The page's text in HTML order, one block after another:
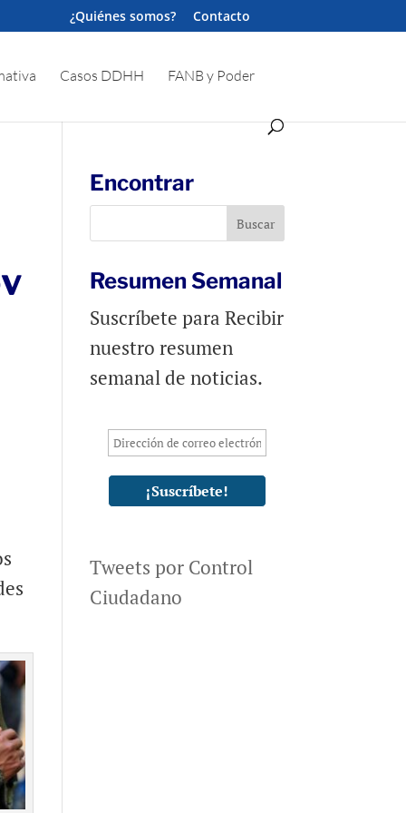
¿Quiénes somos? Contacto
Casos DDHH FANB y Poder
Encontrar
Resumen Semanal
Suscríbete para Recibir
nuestro resumen
semanal de noticias.
Tweets por Control
Ciudadano